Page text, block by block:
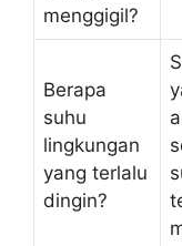
menggigil?
Berapa
suhu
lingkungan
yang terlalu
dingin?